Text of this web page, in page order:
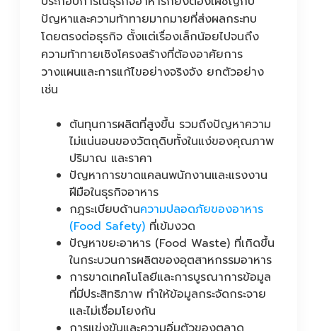
ปัญหาและความท้าทายมากมายที่ส่งผลกระทบ
โดยตรงต่อธุรกิจ ตั้งแต่เรื่องเล็กน้อยไปจนถึง
ความท้าทายเชิงโครงสร้างที่ต้องอาศัยการ
วางแผนและการแก้ไขอย่างจริงจัง ยกตัวอย่าง
เช่น
ต้นทุนการผลิตที่สูงขึ้น รวมถึงปัญหาความ
ไม่แน่นอนของวัตถุดิบทั้งในแง่ของคุณภาพ
ปริมาณ และราคา
ปัญหาการขาดแคลนพนักงานและแรงงาน
ฝีมือในธุรกิจอาหาร
กฎระเบียบด้านความปลอดภัยของอาหาร
(Food Safety) ที่เข้มงวด
ปัญหาขยะอาหาร (Food Waste) ที่เกิดขึ้น
ในกระบวนการผลิตของอุตสาหกรรมอาหาร
การขาดเทคโนโลยีและการบูรณาการข้อมูล
ที่มีประสิทธิภาพ ทำให้ข้อมูลกระจัดกระจาย
และไม่เชื่อมโยงกัน